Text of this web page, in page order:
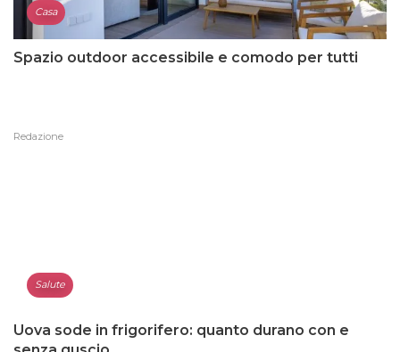
Casa
Spazio outdoor accessibile e comodo per tutti
Redazione
Salute
Uova sode in frigorifero: quanto durano con e